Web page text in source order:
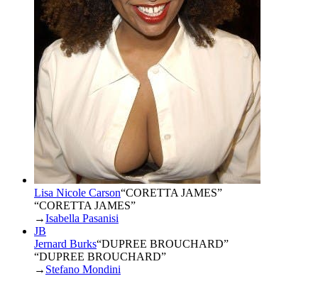
Lisa Nicole Carson“CORETTA JAMES”
“CORETTA JAMES”
→Isabella Pasanisi
JB
Jernard Burks“DUPREE BROUCHARD”
“DUPREE BROUCHARD”
→ Stefano Mondini